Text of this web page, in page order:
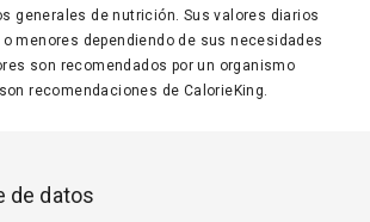
generales de nutrición. Sus valores diarios
menores dependiendo de sus necesidades
son recomendados por un organismo
recomendaciones de CalorieKing.
de datos